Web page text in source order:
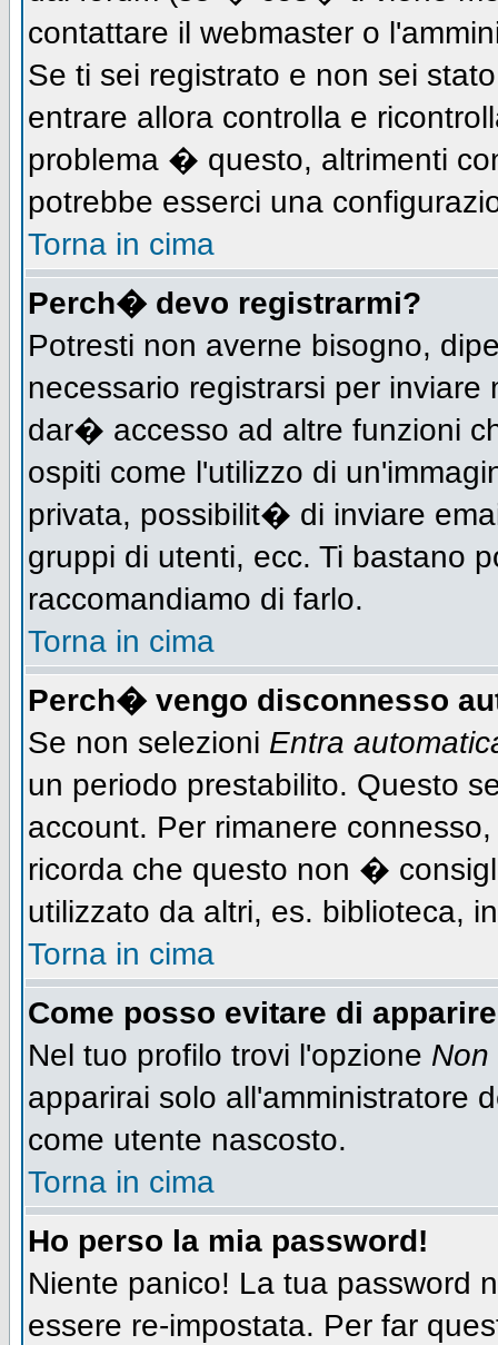
contattare il webmaster o
Se ti sei registrato e non sei
entrare allora controlla e
problema � questo, altrimenti
potrebbe esserci una
Torna in cima
Perch� devo registrarmi?
Potresti non averne bisogno,
necessario registrarsi per
dar� accesso ad altre funzioni
ospiti come l'utilizzo di
privata, possibilit� di inviare
gruppi di utenti, ecc. Ti bastano
raccomandiamo di farlo.
Torna in cima
Perch� vengo disconnesso
Se non selezioni Entra
un periodo prestabilito. Questo
account. Per rimanere
ricorda che questo non �
utilizzato da altri, es. biblioteca,
Torna in cima
Come posso evitare di
Nel tuo profilo trovi l'opzione Non
apparirai solo all'amministratore
come utente nascosto.
Torna in cima
Ho perso la mia password!
Niente panico! La tua
essere re-impostata. Per far